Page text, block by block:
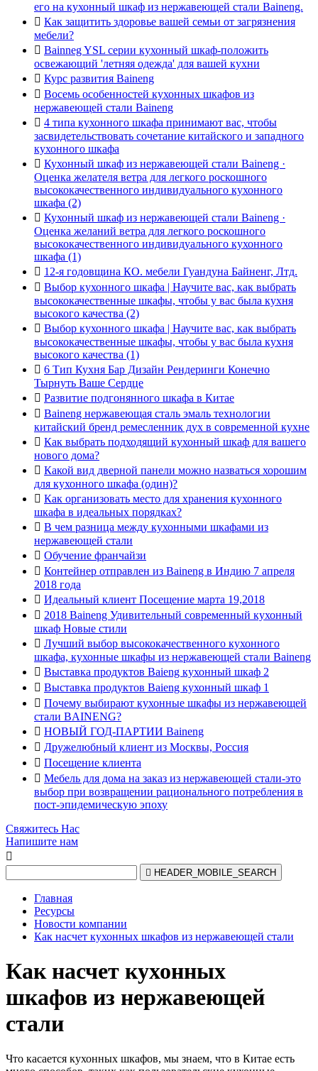
его на кухонный шкаф из нержавеющей стали Baineng.
 Как защитить здоровье вашей семьи от загрязнения
мебели?
 Bainneg YSL серии кухонный шкаф-положить
освежающий 'летняя одежда' для вашей кухни
 Курс развития Baineng
 Восемь особенностей кухонных шкафов из
нержавеющей стали Baineng
 4 типа кухонного шкафа принимают вас, чтобы
засвидетельствовать сочетание китайского и западного
кухонного шкафа
 Кухонный шкаф из нержавеющей стали Baineng ·
Оценка желателя ветра для легкого роскошного
высококачественного индивидуального кухонного
шкафа (2)
 Кухонный шкаф из нержавеющей стали Baineng ·
Оценка желаний ветра для легкого роскошного
высококачественного индивидуального кухонного
шкафа (1)
 12-я годовщина КО. мебели Гуандуна Байненг, Лтд.
 Выбор кухонного шкафа | Научите вас, как выбрать
высококачественные шкафы, чтобы у вас была кухня
высокого качества (2)
 Выбор кухонного шкафа | Научите вас, как выбрать
высококачественные шкафы, чтобы у вас была кухня
высокого качества (1)
 6 Тип Кухня Бар Дизайн Рендеринги Конечно
Тырнуть Ваше Сердце
 Развитие подгонянного шкафа в Китае
 Baineng нержавеющая сталь эмаль технологии
китайский бренд ремесленник дух в современной кухне
 Как выбрать подходящий кухонный шкаф для вашего
нового дома?
 Какой вид дверной панели можно назваться хорошим
для кухонного шкафа (один)?
 Как организовать место для хранения кухонного
шкафа в идеальных порядках?
 В чем разница между кухонными шкафами из
нержавеющей стали
 Обучение франчайзи
 Контейнер отправлен из Baineng в Индию 7 апреля
2018 года
 Идеальный клиент Посещение марта 19,2018
 2018 Baineng Удивительный современный кухонный
шкаф Новые стили
 Лучший выбор высококачественного кухонного
шкафа, кухонные шкафы из нержавеющей стали Baineng
 Выставка продуктов Baieng кухонный шкаф 2
 Выставка продуктов Baieng кухонный шкаф 1
 Почему выбирают кухонные шкафы из нержавеющей
стали BAINENG?
 НОВЫЙ ГОД-ПАРТИИ Baineng
 Дружелюбный клиент из Москвы, Россия
 Посещение клиента
 Мебель для дома на заказ из нержавеющей стали-это
выбор при возвращении рационального потребления в
пост-эпидемическую эпоху
Свяжитесь Нас
Напишите нам

 HEADER_MOBILE_SEARCH
Главная
Ресурсы
Новости компании
Как насчет кухонных шкафов из нержавеющей стали
Как насчет кухонных
шкафов из нержавеющей
стали
Что касается кухонных шкафов, мы знаем, что в Китае есть